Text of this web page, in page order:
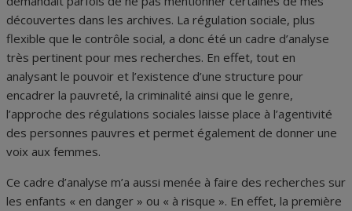
découvertes dans les archives. La régulation sociale, plus
flexible que le contrôle social, a donc été un cadre d’analyse
très pertinent pour mes recherches. En effet, tout en
analysant le pouvoir et l’existence d’une structure pour
encadrer la pauvreté, la criminalité ainsi que le genre,
l’approche des régulations sociales laisse place à l’agentivité
des personnes pauvres et permet également de donner une
voix aux femmes.
Ce cadre d’analyse m’a aussi menée à faire des recherches sur
les enfants « en danger » ou « à risque ». En effet, la première